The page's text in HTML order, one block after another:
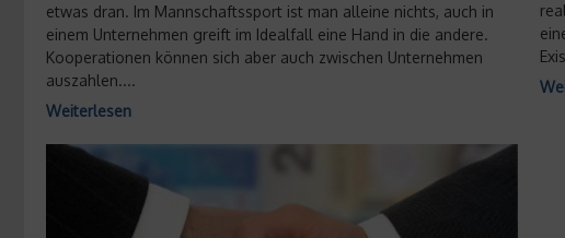
etwas dran. Im Mannschaftssport ist man alleine nichts, auch in
einem Unternehmen greift im Idealfall eine Hand in die andere.
Kooperationen können sich aber auch zwischen Unternehmen
auszahlen....
Weiterlesen